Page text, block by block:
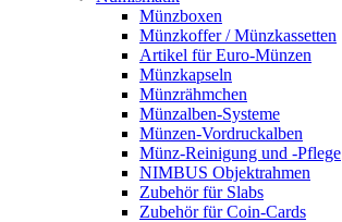
Münzboxen
Münzkoffer / Münzkassetten
Artikel für Euro-Münzen
Münzkapseln
Münzrähmchen
Münzalben-Systeme
Münzen-Vordruckalben
Münz-Reinigung und -Pflege
NIMBUS Objektrahmen
Zubehör für Slabs
Zubehör für Coin-Cards